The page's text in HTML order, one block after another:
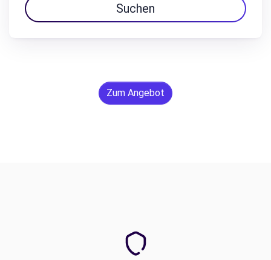
Suchen
Zum Angebot